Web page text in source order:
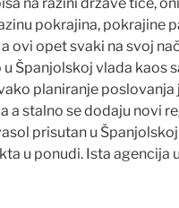
pokrajina, pokrajine
ovi opet svaki na svoj
u Španjolskoj vlada kaos
planiranje
a stalno se dodaju novi
prisutan u
u ponudi. Ista agencija